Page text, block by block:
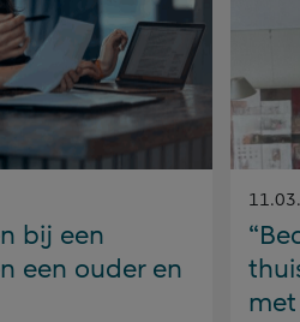
bij een
een ouder en
op: